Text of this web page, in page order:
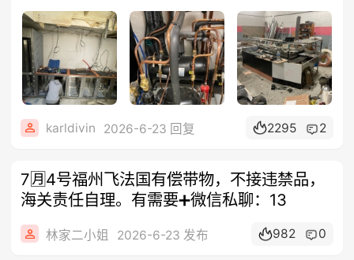
karldivin 2026-6-23 回复 2295 2
7🈷️4号福州飞法国有偿带物，不接违禁品，
海关责任自理。有需要➕微信私聊：13
林家二小姐 2026-6-23 发布 982 0